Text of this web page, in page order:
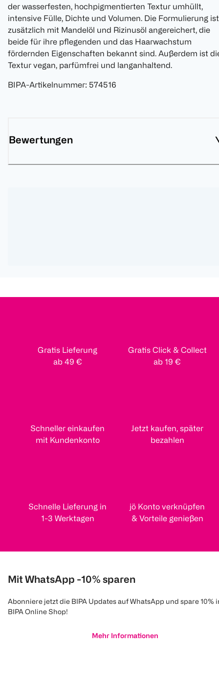
der wasserfesten, hochpigmentierten Textur umhüllt,
intensive Fülle, Dichte und Volumen. Die Formulierung ist
zusätzlich mit Mandelöl und Rizinusöl angereichert, die
beide für ihre pflegenden und das Haarwachstum
fördernden Eigenschaften bekannt sind. Außerdem ist
Textur vegan, parfümfrei und langanhaltend.
BIPA-Artikelnummer: 574516
Bewertungen
Gratis Lieferung
ab 49 €
Gratis Click & Collect
ab 19 €
Schneller einkaufen
mit Kundenkonto
Jetzt kaufen, später
bezahlen
Schnelle Lieferung in
1-3 Werktagen
jö Konto verknüpfen
& Vorteile genießen
Mit WhatsApp -10% sparen
Abonniere jetzt die BIPA Updates auf WhatsApp und spare 10%
BIPA Online Shop!
Mehr Informationen